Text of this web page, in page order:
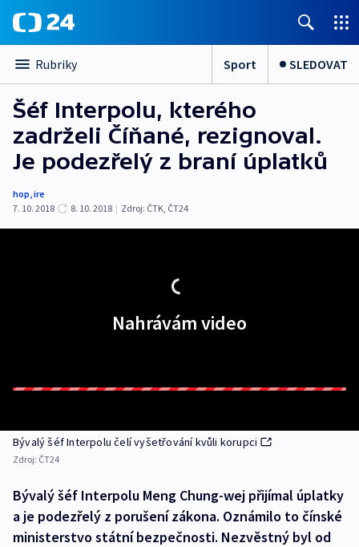
Rubriky Sport SLEDOVAT
Šéf Interpolu, kterého
zadrželi Číňané, rezignoval.
Je podezřelý z braní úplatků
hop,ire
7. 10. 2018
8. 10. 2018 | Zdroj: ČTK, ČT24
Nahrávám video
Bývalý šéf Interpolu čelí vyšetřování kvůli korupci
Zdroj: ČT24
Bývalý šéf Interpolu Meng Chung-wej přijímal úplatky
a je podezřelý z porušení zákona. Oznámilo to čínské
ministerstvo státní bezpečnosti. Nezvěstný byl od